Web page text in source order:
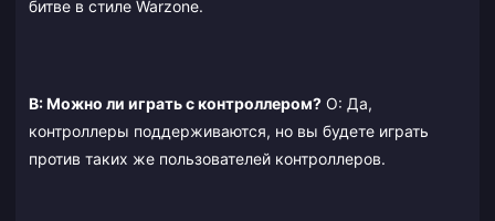
битве в стиле Warzone.
В: Можно ли играть с контроллером? О: Да,
контроллеры поддерживаются, но вы будете играть
против таких же пользователей контроллеров.